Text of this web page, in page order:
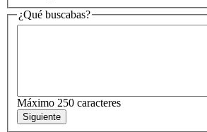
¿Qué buscabas?
Máximo 250 caracteres
Siguiente